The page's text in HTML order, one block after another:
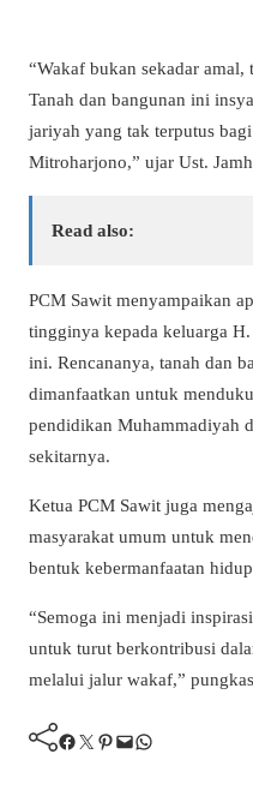
“Wakaf bukan sekadar
Tanah dan bangunan ini
jariyah yang tak terputus
Mitroharjono,” ujar Ust.
Read also:
PCM Sawit menyampaikan
tingginya kepada keluarga
ini. Rencananya, tanah dan
dimanfaatkan untuk
pendidikan Muhammadiyah
sekitarnya.
Ketua PCM Sawit juga
masyarakat umum untuk
bentuk kebermanfaatan
“Semoga ini menjadi
untuk turut berkontribusi
melalui jalur wakaf,”
Facebook Twitter Pinterest Mail WhatsApp